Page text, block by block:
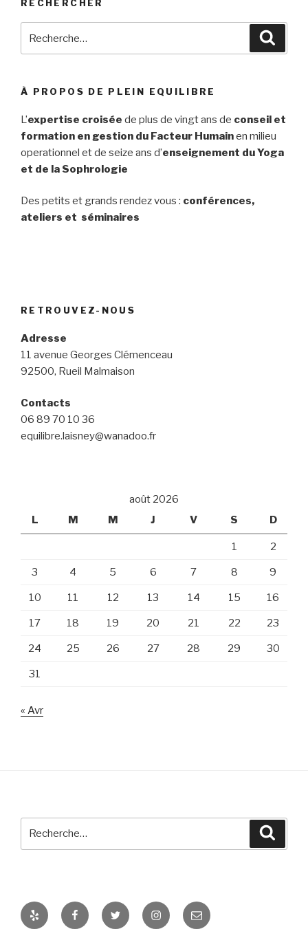
RECHERCHER
À PROPOS DE PLEIN EQUILIBRE
L’expertise croisée de plus de vingt ans de conseil et
formation en gestion du Facteur Humainen milieu
operationnel et de seize ans d’enseignement du Yoga
et de la Sophrologie
Des petits et grands rendez vous : conférences,
ateliers et séminaires
RETROUVEZ-NOUS
Adresse
11 avenue Georges Clémenceau
92500, Rueil Malmaison
Contacts
06 89 70 10 36
equilibre.laisney@wanadoo.fr
août 2026
L
M M J V S D
1 2
3 4 5 6 7 8 9
10 11 12 13 14 15 16
17 18 19 20 21 22 23
24 25 26 27 28 29 30
31
« Avr
Yelp FacebookTwitter Instagram
E-
mail